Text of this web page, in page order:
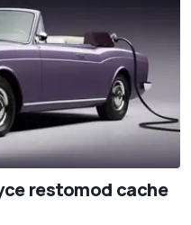
restomod cache